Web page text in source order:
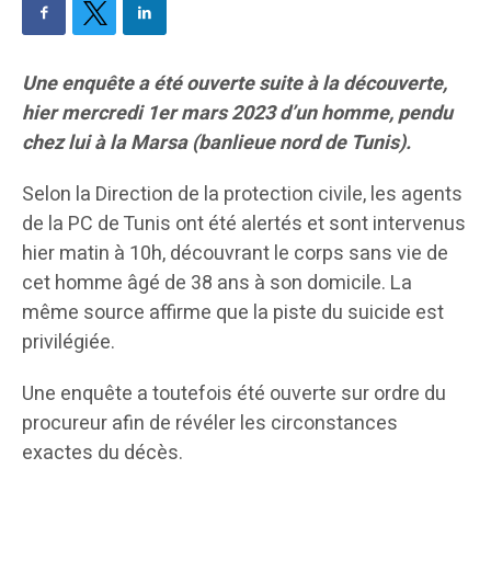
Une enquête a été ouverte suite à la découverte,
hier mercredi 1er mars 2023 d’un homme, pendu
chez lui à la Marsa (banlieue nord de Tunis).
Selon la Direction de la protection civile, les agents
de la PC de Tunis ont été alertés et sont intervenus
hier matin à 10h, découvrant le corps sans vie de
cet homme âgé de 38 ans à son domicile. La
même source affirme que la piste du suicide est
privilégiée.
Une enquête a toutefois été ouverte sur ordre du
procureur afin de révéler les circonstances
exactes du décès.